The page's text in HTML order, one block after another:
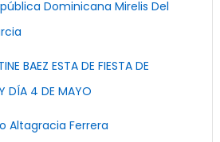
Dominicana Mirelis Del
BAEZ ESTA DE FIESTA DE
DÍA 4 DE MAYO
Altagracia Ferrera